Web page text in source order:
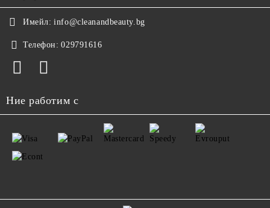
Имейл: info@cleanandbeauty.bg
Телефон: 029791616
Ние работим с